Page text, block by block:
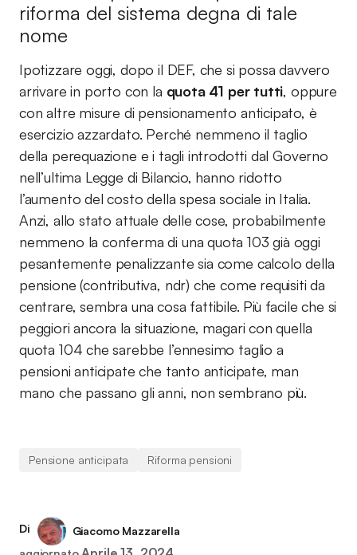
riforma del sistema degna di tale
nome
Ipotizzare oggi, dopo il DEF, che si possa davvero
arrivare in porto con la quota 41 per tutti, oppure
con altre misure di pensionamento anticipato, è
esercizio azzardato. Perché nemmeno il taglio
della perequazione e i tagli introdotti dal Governo
nell’ultima Legge di Bilancio, hanno ridotto
l’aumento del costo della spesa sociale in Italia.
Anzi, allo stato attuale delle cose, probabilmente
nemmeno la conferma di una quota 103 già oggi
pesantemente penalizzante sia come calcolo della
pensione (contributiva, ndr) che come requisiti da
centrare, sembra una cosa fattibile. Più facile che si
peggiori ancora la situazione, magari con quella
quota 104 che sarebbe l’ennesimo taglio a
pensioni anticipate che tanto anticipate, man
mano che passano gli anni, non sembrano più.
Pensione anticipata Riforma pensioni
Di
Giacomo Mazzarella